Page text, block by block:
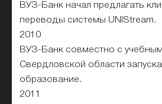
ВУЗ-Банк начал предлагать
переводы системы UNIStream.
2010
ВУЗ-Банк совместно с
Свердловской области
образование.
2011